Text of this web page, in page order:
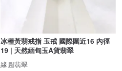
冰種黃翡戒指 玉戒 國際圍近16 內徑
19 | 天然緬甸玉A貨翡翠
緣圓翡翠